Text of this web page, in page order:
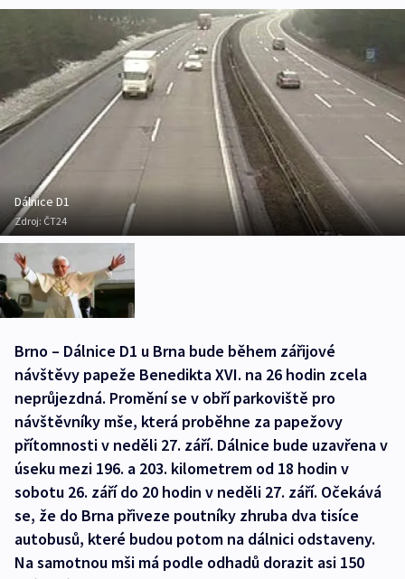
Dálnice D1
Zdroj: ČT24
Brno – Dálnice D1 u Brna bude během zářijové
návštěvy papeže Benedikta XVI. na 26 hodin zcela
neprůjezdná. Promění se v obří parkoviště pro
návštěvníky mše, která proběhne za papežovy
přítomnosti v neděli 27. září. Dálnice bude uzavřena v
úseku mezi 196. a 203. kilometrem od 18 hodin v
sobotu 26. září do 20 hodin v neděli 27. září. Očekává
se, že do Brna přiveze poutníky zhruba dva tisíce
autobusů, které budou potom na dálnici odstaveny.
Na samotnou mši má podle odhadů dorazit asi 150